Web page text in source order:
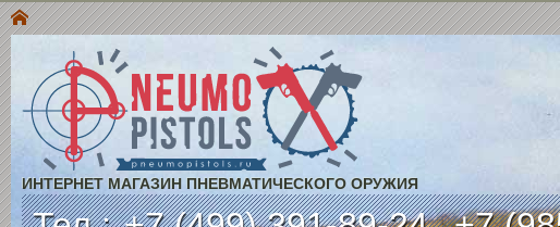
ИНТЕРНЕТ МАГАЗИН ПНЕВМАТИЧЕСКОГО ОРУЖИЯ